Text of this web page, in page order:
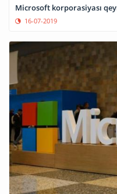
Microsoft korporasiyası
16-07-2019